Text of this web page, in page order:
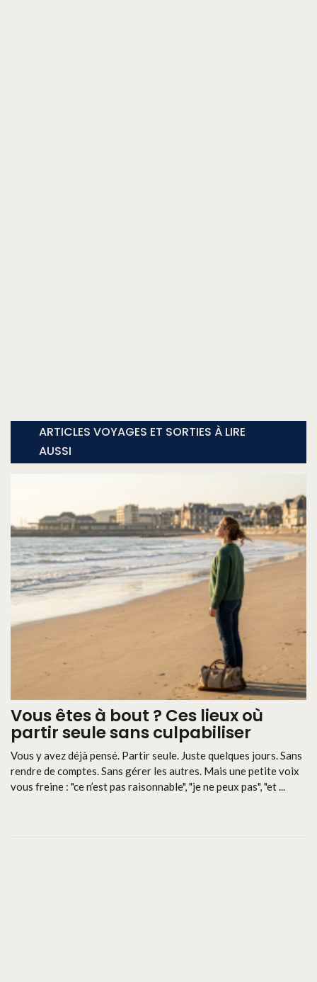
ARTICLES VOYAGES ET SORTIES À LIRE
AUSSI
Vous êtes à bout ? Ces lieux où
partir seule sans culpabiliser
Vous y avez déjà pensé. Partir seule. Juste quelques jours. Sans
rendre de comptes. Sans gérer les autres. Mais une petite voix
vous freine : "ce n’est pas raisonnable", "je ne peux pas", "et ...